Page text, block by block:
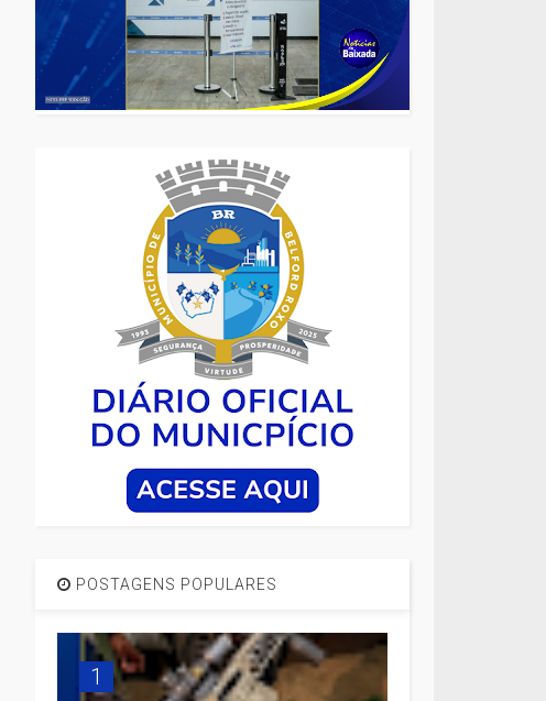
POSTAGENS POPULARES
1